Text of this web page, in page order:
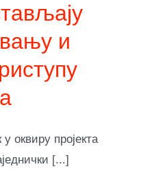
и
оквиру пројекта
[...]